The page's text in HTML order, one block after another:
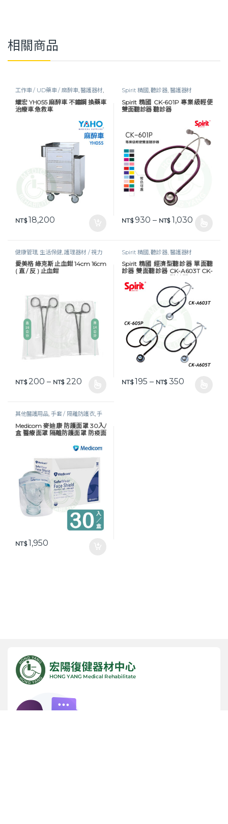
相關商品
工作車 / UD藥車 / 麻醉車,醫護器材,
醫護工作設備
耀宏 YH055 麻醉車 不鏽鋼 換藥車
治療車 急救車
NT$18,200
Spirit 精國,聽診器, 醫護器材
Spirit 精國 CK-601P 專業級輕便
雙面聽診器 聽診器
NT$930 – NT$1,030價格範圍
健康管理,生活保健,護理器材 / 視力
表,醫護器材,醫護工作設備
愛美格 綠克斯 止血鉗 14cm 16cm
( 直 / 反 ) 止血鉗
NT$200 – NT$220價格範圍：NT$ 200 到 NT$ 220
Spirit 精國,聽診器, 醫護器材
Spirit 精國 經濟型聽診器 單面聽
診器 雙面聽診器 CK-A603T CK-
NT$195 – NT$350價格範圍：
其他醫護用品, 手套 / 隔離防護衣,手
套及防護衣 ,醫護器材,防疫物資, 防護
衣 / 面罩
Medicom 麥迪康 防護面罩 30入/
盒 醫療面罩 隔離防護面罩 防疫面
NT$1,950